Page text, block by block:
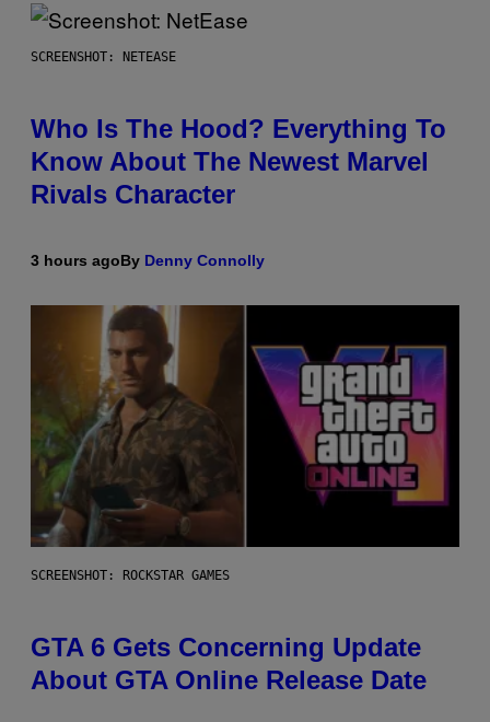
SCREENSHOT: NETEASE
Who Is The Hood? Everything To
Know About The Newest Marvel
Rivals Character
3 hours agoBy Denny Connolly
SCREENSHOT: ROCKSTAR GAMES
GTA 6 Gets Concerning Update
About GTA Online Release Date